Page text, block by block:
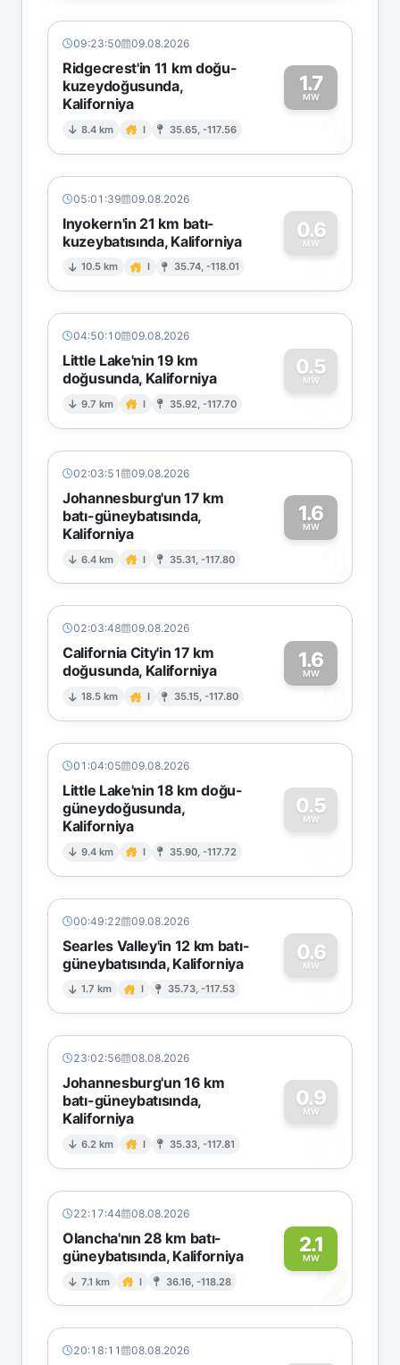
09:23:50 09.08.2026
Ridgecrest'in 11 km doğu-
kuzeydoğusunda,
Kaliforniya
8.4 km I 35.65, -117.56
1.7
MW
1
05:01:39 09.08.2026
Inyokern'in 21 km batı-
kuzeybatısında, Kaliforniya
10.5 km I 35.74, -118.01
0.6
MW
0
04:50:10 09.08.2026
Little Lake'nin 19 km
doğusunda, Kaliforniya
9.7 km I 35.92, -117.70
0.5
MW
0
02:03:51 09.08.2026
Johannesburg'un 17 km
batı-güneybatısında,
Kaliforniya
6.4 km I 35.31, -117.80
1.6
MW
1
02:03:48 09.08.2026
California City'in 17 km
doğusunda, Kaliforniya
18.5 km I 35.15, -117.80
1.6
MW1
01:04:05 09.08.2026
Little Lake'nin 18 km doğu-
güneydoğusunda,
Kaliforniya
9.4 km I 35.90, -117.72
0.5
MW
0
00:49:22 09.08.2026
Searles Valley'in 12 km batı-
güneybatısında, Kaliforniya
1.7 km I 35.73, -117.53
0.6
MW
0
23:02:56 08.08.2026
Johannesburg'un 16 km
batı-güneybatısında,
Kaliforniya
6.2 km I 35.33, -117.81
0.9
MW
0
22:17:44 08.08.2026
Olancha'nın 28 km batı-
güneybatısında, Kaliforniya
7.1 km I 36.16, -118.28
2.1
MW2
20:18:11 08.08.2026